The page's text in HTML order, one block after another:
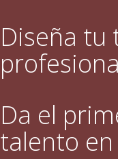
Diseña tu
Da el
talento en